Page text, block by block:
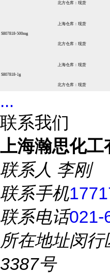
北方仓库：现货
S807818-500mg
上海仓库：现货
北方仓库：现货
S807818-1g
上海仓库：现货
北方仓库：现货
...
联系我们
上海瀚思化工
联系人 李刚
联系手机
联系电话021-
所在地址闵行
3387号